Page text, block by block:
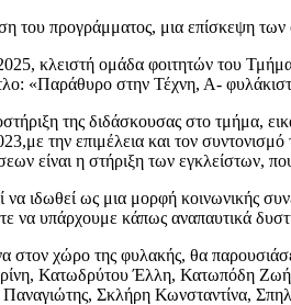
του προγράμματος, μια επίσκεψη
κλειστή ομάδα φοιτητών του
«Παράθυρο στην Τέχνη, Α-
της διδάσκουσας στο τμήμα,
την επιμέλεια και τον
είναι η στήριξη των εγκλείστων,
ιδωθεί ως μια μορφή κοινωνικής
να υπάρχουμε κάπως αναπαυτικά
στον χώρο της φυλακής, θα
Κατωδρύτου Έλλη, Κατωπόδη
Σκλήρη Κωνσταντίνα,